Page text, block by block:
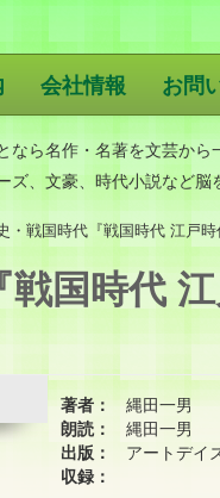
会社情報 お問
なら名作・名著を文芸か
ズ、文豪、時代小説など脳
・戦国時代『戦国時代 江戸時
国時代
著者：
縄田一男
朗読：
縄田一男
出版：
アートデイ
収録：